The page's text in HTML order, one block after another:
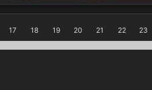
17 18 19 20 21 22 23